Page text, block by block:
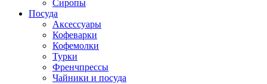
Сиропы
Посуда
Аксессуары
Кофеварки
Кофемолки
Турки
Френчпрессы
Чайники и посуда